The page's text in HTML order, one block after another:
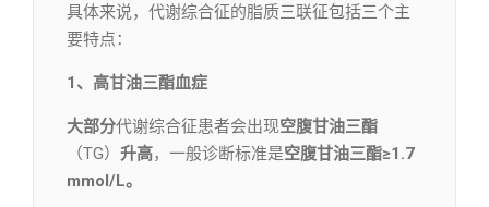
具体来说，代谢综合征的脂质三联征包括三个主
要特点：
1、高甘油三酯血症
大部分代谢综合征患者会出现空腹甘油三酯
（TG） 升高，一般诊断标准是空腹甘油三酯≥1.7
mmol/L。